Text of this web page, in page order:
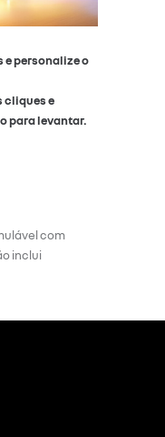
e personalize o
cliques e
para levantar.
com
inclui